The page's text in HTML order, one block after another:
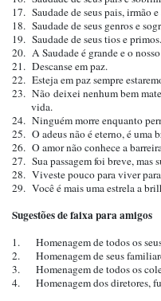
17. Saudade de seus pais, irmão
18. Saudade de seus genros e
19. Saudade de seus tios e primos.
20. A Saudade é grande e o
21. Descanse em paz.
22. Esteja em paz sempre
23. Não deixei nenhum bem
vida.
24. Ninguém morre enquanto
25. O adeus não é eterno, é uma
26. O amor não conhece a
27. Sua passagem foi breve, mas
28. Viveste pouco para viver para
29. Você é mais uma estrela a
Sugestões de faixa para amigos
1. Homenagem de todos os
2. Homenagem de seus
3. Homenagem de todos os
4. Homenagem dos diretores,